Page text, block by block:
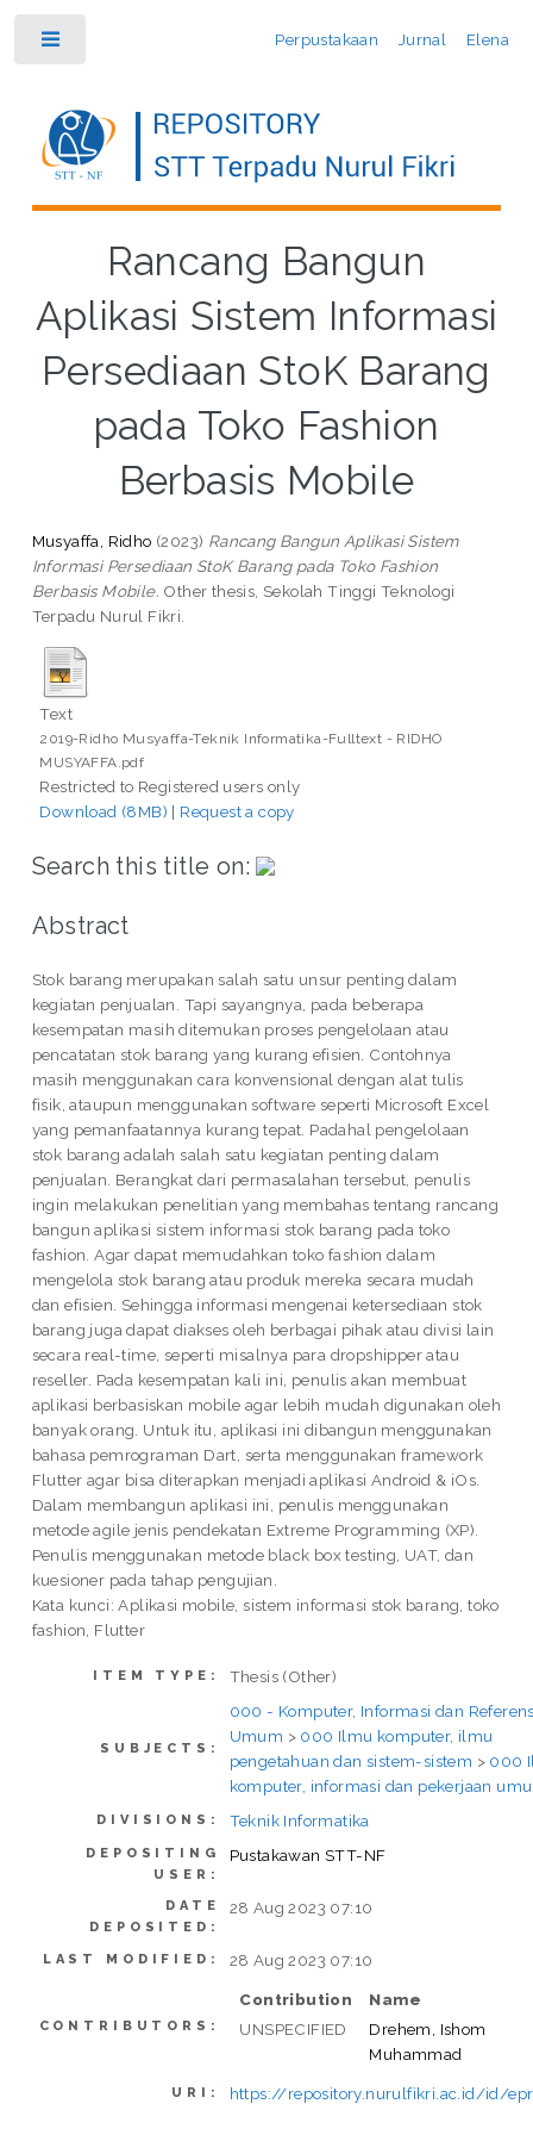
Perpustakaan Jurnal Elena
Rancang Bangun
Aplikasi Sistem Informasi
Persediaan StoK Barang
pada Toko Fashion
Berbasis Mobile
Musyaffa, Ridho (2023) Rancang Bangun Aplikasi Sistem
Informasi Persediaan StoK Barang pada Toko Fashion
Berbasis Mobile. Other thesis, Sekolah Tinggi Teknologi
Terpadu Nurul Fikri.
Text
2019-Ridho Musyaffa-Teknik Informatika-Fulltext - RIDHO
MUSYAFFA.pdf
Restricted to Registered users only
Download (8MB) | Request a copy
Search this title on:
Abstract
Stok barang merupakan salah satu unsur penting dalam
kegiatan penjualan. Tapi sayangnya, pada beberapa
kesempatan masih ditemukan proses pengelolaan atau
pencatatan stok barang yang kurang efisien. Contohnya
masih menggunakan cara konvensional dengan alat tulis
fisik, ataupun menggunakan software seperti Microsoft Excel
yang pemanfaatannya kurang tepat. Padahal pengelolaan
stok barang adalah salah satu kegiatan penting dalam
penjualan. Berangkat dari permasalahan tersebut, penulis
ingin melakukan penelitian yang membahas tentang rancang
bangun aplikasi sistem informasi stok barang pada toko
fashion. Agar dapat memudahkan toko fashion dalam
mengelola stok barang atau produk mereka secara mudah
dan efisien. Sehingga informasi mengenai ketersediaan stok
barang juga dapat diakses oleh berbagai pihak atau divisi lain
secara real-time, seperti misalnya para dropshipper atau
reseller. Pada kesempatan kali ini, penulis akan membuat
aplikasi berbasiskan mobile agar lebih mudah digunakan oleh
banyak orang. Untuk itu, aplikasi ini dibangun menggunakan
bahasa pemrograman Dart, serta menggunakan framework
Flutter agar bisa diterapkan menjadi aplikasi Android & iOs.
Dalam membangun aplikasi ini, penulis menggunakan
metode agile jenis pendekatan Extreme Programming (XP).
Penulis menggunakan metode black box testing, UAT, dan
kuesioner pada tahap pengujian.
Kata kunci: Aplikasi mobile, sistem informasi stok barang, toko
fashion, Flutter
ITEM TYPE: Thesis (Other)
SUBJECTS:
000 - Komputer, Informasi dan
Umum > 000 Ilmu komputer, ilmu
pengetahuan dan sistem-sistem > 000
komputer, informasi dan pekerjaan
DIVISIONS: Teknik Informatika
DEPOSITING
USER:
Pustakawan STT-NF
DATE
DEPOSITED:
28 Aug 2023 07:10
LAST MODIFIED: 28 Aug 2023 07:10
CONTRIBUTORS:
Contribution
Name
UNSPECIFIED
Drehem, Ishom
Muhammad
URI: https://repository.nurulfikri.ac.id/id/